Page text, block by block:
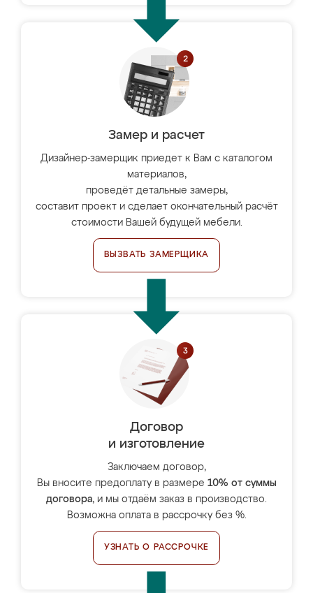
Замер и расчет
Дизайнер-замерщик приедет к Вам с каталогом
материалов,
проведёт детальные замеры,
составит проект и сделает окончательный расчёт
стоимости Вашей будущей мебели.
ВЫЗВАТЬ ЗАМЕРЩИКА
Договор
и изготовление
Заключаем договор,
Вы вносите предоплату в размере 10% от суммы
договора, и мы отдаём заказ в производство.
Возможна оплата в рассрочку без %.
УЗНАТЬ О РАССРОЧКЕ